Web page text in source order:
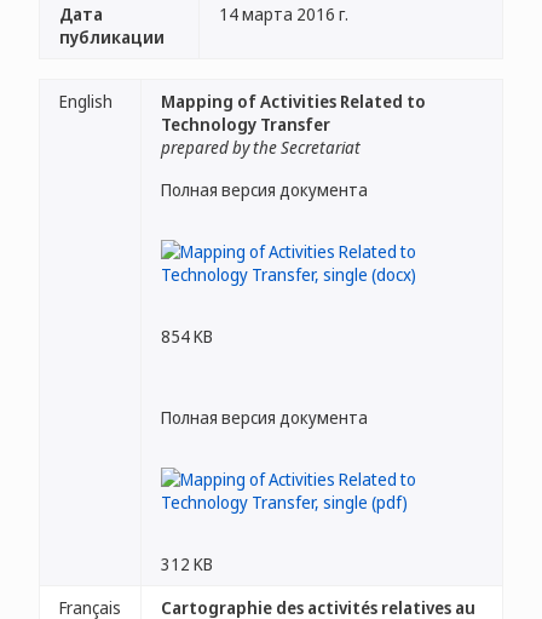
Дата
публикации
14 марта 2016 г.
English
Mapping of Activities Related to
Technology Transfer
prepared by the Secretariat
Полная версия документа
854 KB
Полная версия документа
312 KB
Français
Cartographie des activités relatives au